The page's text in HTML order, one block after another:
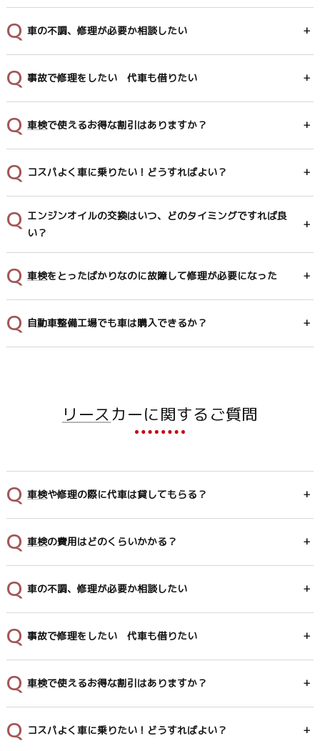
車の不調、修理が必要か相談したい
事故で修理をしたい 代車も借りたい
車検で使えるお得な割引はありますか？
コスパよく車に乗りたい！どうすればよい？
エンジンオイルの交換はいつ、どのタイミングですれば良
い？
車検をとったばかりなのに故障して修理が必要になった
自動車整備工場でも車は購入できるか？
リースカーに関するご質問
車検や修理の際に代車は貸してもらる？
車検の費用はどのくらいかかる？
車の不調、修理が必要か相談したい
事故で修理をしたい 代車も借りたい
車検で使えるお得な割引はありますか？
コスパよく車に乗りたい！どうすればよい？